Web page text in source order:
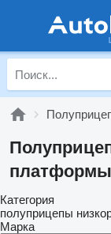
платформы
Категория
полуприцепы
Марка